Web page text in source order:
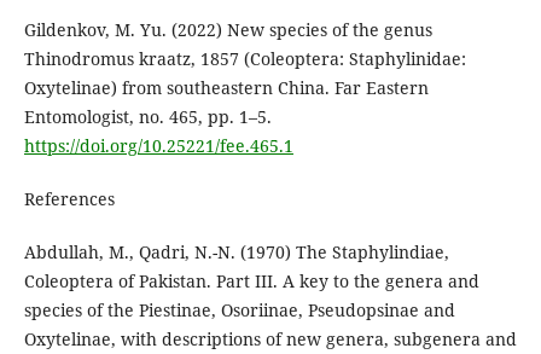
Gildenkov, M. Yu. (2022) New species of the genus
Thinodromus kraatz, 1857 (Coleoptera: Staphylinidae:
Oxytelinae) from southeastern China. Far Eastern
Entomologist, no. 465, pp. 1–5.
https://doi.org/10.25221/fee.465.1
References
Abdullah, M., Qadri, N.-N. (1970) The Staphylindiae,
Coleoptera of Pakistan. Part III. A key to the genera and
species of the Piestinae, Osoriinae, Pseudopsinae and
Oxytelinae, with descriptions of new genera, subgenera and